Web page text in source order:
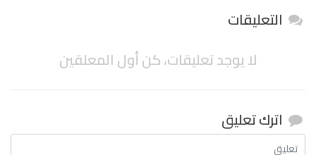
التعليقات
لا يوجد تعليقات، كن أول المعلقين
اترك تعليق